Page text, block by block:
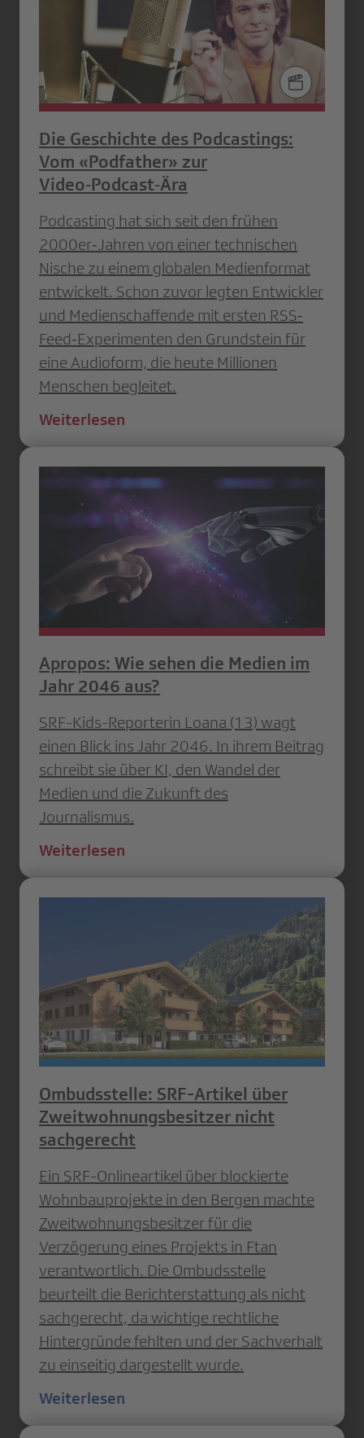
Die Geschichte des Podcastings:
Vom «Podfather» zur
Video‑Podcast‑Ära
Podcasting hat sich seit den frühen
2000er‐Jahren von einer technischen
Nische zu einem globalen Medienformat
entwickelt. Schon zuvor legten Entwickler
und Medienschaffende mit ersten RSS‐
Feed‐Experimenten den Grundstein für
eine Audioform, die heute Millionen
Menschen begleitet.
Weiterlesen
Apropos: Wie sehen die Medien im
Jahr 2046 aus?
SRF-Kids-Reporterin Loana (13) wagt
einen Blick ins Jahr 2046. In ihrem Beitrag
schreibt sie über KI, den Wandel der
Medien und die Zukunft des
Journalismus.
Weiterlesen
Ombudsstelle: SRF-Artikel über
Zweitwohnungsbesitzer nicht
sachgerecht
Ein SRF-Onlineartikel über blockierte
Wohnbauprojekte in den Bergen machte
Zweitwohnungsbesitzer für die
Verzögerung eines Projekts in Ftan
verantwortlich. Die Ombudsstelle
beurteilt die Berichterstattung als nicht
sachgerecht, da wichtige rechtliche
Hintergründe fehlten und der Sachverhalt
zu einseitig dargestellt wurde.
Weiterlesen